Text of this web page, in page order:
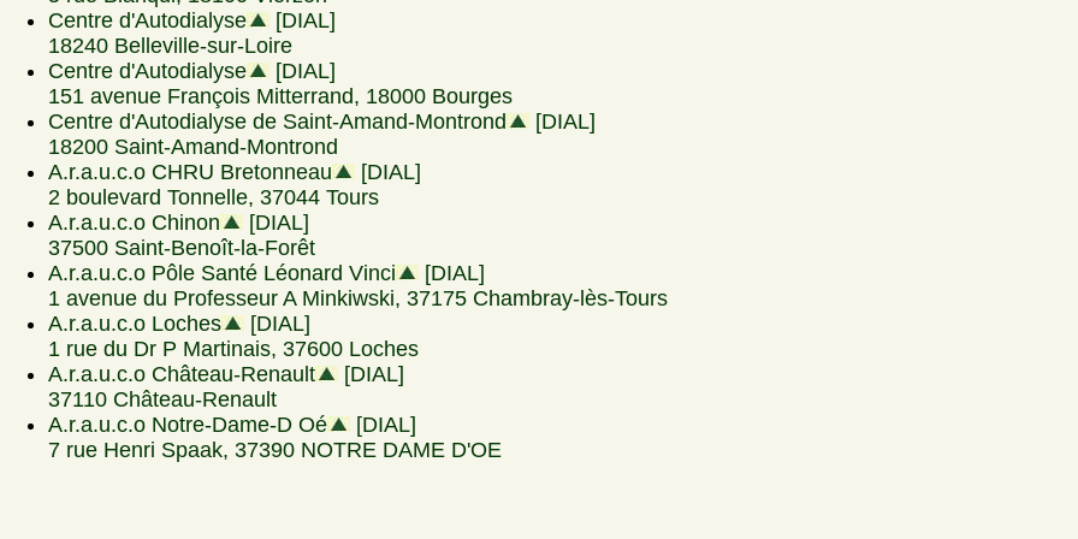
Centre d'Autodialyse
[DIAL]
18240 Belleville-sur-Loire
Centre d'Autodialyse
[DIAL]
151 avenue François Mitterrand, 18000 Bourges
Centre d'Autodialyse de Saint-Amand-Montrond
[DIAL]
18200 Saint-Amand-Montrond
A.r.a.u.c.o CHRU Bretonneau
[DIAL]
2 boulevard Tonnelle, 37044 Tours
A.r.a.u.c.o Chinon
[DIAL]
37500 Saint-Benoît-la-Forêt
A.r.a.u.c.o Pôle Santé Léonard Vinci
[DIAL]
1 avenue du Professeur A Minkiwski, 37175 Chambray-lès-Tours
A.r.a.u.c.o Loches
[DIAL]
1 rue du Dr P Martinais, 37600 Loches
A.r.a.u.c.o Château-Renault
[DIAL]
37110 Château-Renault
A.r.a.u.c.o Notre-Dame-D Oé
[DIAL]
7 rue Henri Spaak, 37390 NOTRE DAME D'OE